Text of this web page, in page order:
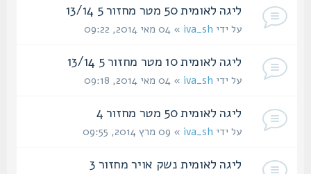
ליגה לאומית 50 מטר מחזור 5 13/14
על ידיiva_sh» 04 מאי 2014, 09:22
ליגה לאומית 10 מטר מחזור 5 13/14
על ידיiva_sh» 04 מאי 2014, 09:18
ליגה לאומית 50 מטר מחזור 4
על ידיiva_sh» 09 מרץ 2014, 09:55
ליגה לאומית נשק אויר מחזור 3